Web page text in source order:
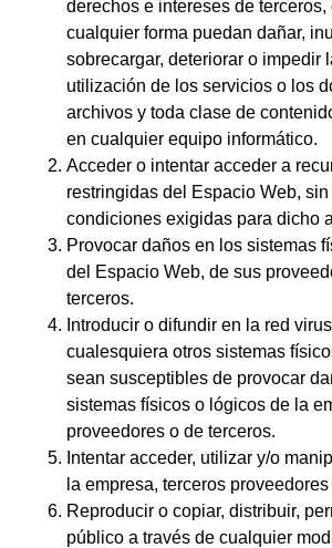
derechos e intereses de terceros,
cualquier forma puedan dañar,
sobrecargar, deteriorar o impedir
utilización de los servicios o los
archivos y toda clase de
en cualquier equipo informático.
Acceder o intentar acceder a
restringidas del Espacio Web,
condiciones exigidas para dicho
Provocar daños en los sistemas
del Espacio Web, de sus
terceros.
Introducir o difundir en la red
cualesquiera otros sistemas
sean susceptibles de provocar
sistemas físicos o lógicos de la
proveedores o de terceros.
Intentar acceder, utilizar y/o
la empresa, terceros
Reproducir o copiar, distribuir,
público a través de cualquier